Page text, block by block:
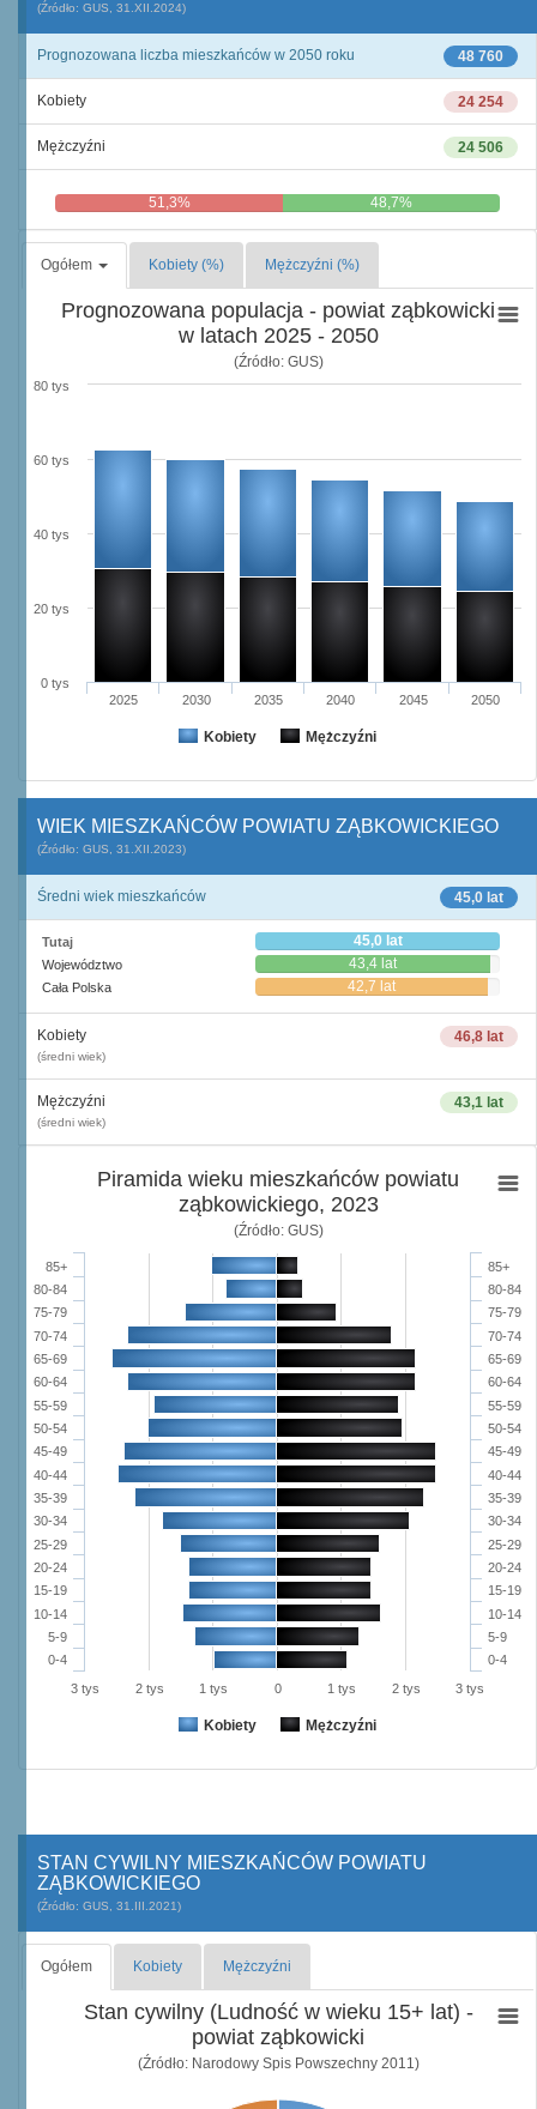
(Źródło: GUS, 31.XII.2024)
48 760
Prognozowana liczba mieszkańców w 2050 roku
24 254
Kobiety
24 506
Mężczyźni
51,3% 48,7%
Ogółem Kobiety (%) Mężczyźni (%)
Prognozowana populacja - powiat ząbkowicki
w latach 2025 - 2050
(Źródło: GUS)
Kobiety Mężczyźni
2025 2030 2035 2040 2045 2050
0 tys
20 tys
40 tys
60 tys
80 tys
WIEK MIESZKAŃCÓW POWIATU ZĄBKOWICKIEGO
(Źródło: GUS, 31.XII.2023)
45,0 lat
Średni wiek mieszkańców
Tutaj 45,0 lat
Województwo 43,4 lat
Cała Polska 42,7 lat
46,8 lat
Kobiety
(średni wiek)
43,1 lat
Mężczyźni
(średni wiek)
Piramida wieku mieszkańców powiatu
ząbkowickiego, 2023
(Źródło: GUS)
Kobiety Mężczyźni
0-4
5-9
10-14
15-19
20-24
25-29
30-34
35-39
40-44
45-49
50-54
55-59
60-64
65-69
70-74
75-79
80-84
85+
0-4
5-9
10-14
15-19
20-24
25-29
30-34
35-39
40-44
45-49
50-54
55-59
60-64
65-69
70-74
75-79
80-84
85+
3 tys 2 tys 1 tys 0 1 tys 2 tys 3 tys
STAN CYWILNY MIESZKAŃCÓW POWIATU
ZĄBKOWICKIEGO
(Źródło: GUS, 31.III.2021)
Ogółem Kobiety Mężczyźni
Stan cywilny (Ludność w wieku 15+ lat) -
powiat ząbkowicki
(Źródło: Narodowy Spis Powszechny 2011)